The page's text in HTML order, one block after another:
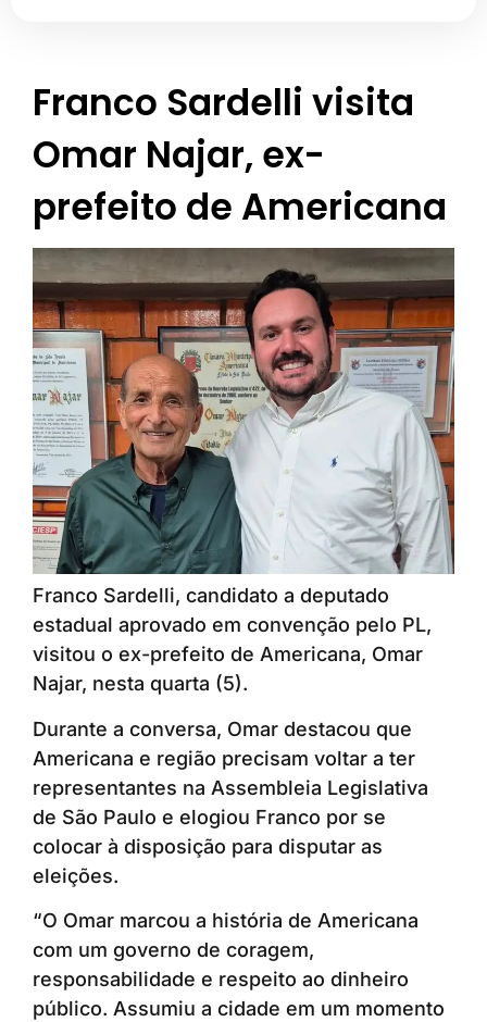
Franco Sardelli visita
Omar Najar, ex-
prefeito de Americana
Franco Sardelli, candidato a deputado
estadual aprovado em convenção pelo PL,
visitou o ex-prefeito de Americana, Omar
Najar, nesta quarta (5).
Durante a conversa, Omar destacou que
Americana e região precisam voltar a ter
representantes na Assembleia Legislativa
de São Paulo e elogiou Franco por se
colocar à disposição para disputar as
eleições.
“O Omar marcou a história de Americana
com um governo de coragem,
responsabilidade e respeito ao dinheiro
público. Assumiu a cidade em um momento